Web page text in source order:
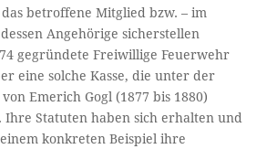
betroffene Mitglied bzw. – im
Angehörige sicherstellen
gegründete Freiwillige Feuerwehr
eine solche Kasse, die unter der
Emerich Gogl (1877 bis 1880)
Statuten haben sich erhalten und
konkreten Beispiel ihre